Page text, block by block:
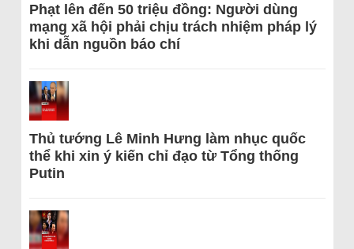
Phạt lên đến 50 triệu đồng: Người dùng
mạng xã hội phải chịu trách nhiệm pháp lý
khi dẫn nguồn báo chí
Thủ tướng Lê Minh Hưng làm nhục quốc
thể khi xin ý kiến chỉ đạo từ Tổng thống
Putin